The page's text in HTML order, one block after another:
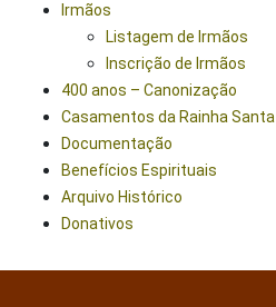
Irmãos
Listagem de Irmãos
Inscrição de Irmãos
400 anos – Canonização
Casamentos da Rainha Santa
Documentação
Benefícios Espirituais
Arquivo Histórico
Donativos